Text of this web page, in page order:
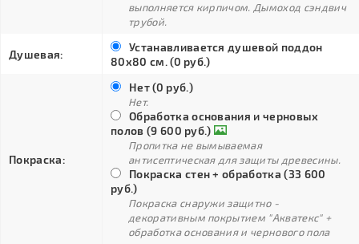
выполняется кирпичом. Дымоход сэндвич
трубой.
Душевая:
Устанавливается душевой поддон
80х80 см. (0 руб.)
Покраска:
Нет (0 руб.)
Нет.
Обработка основания и черновых
полов (9 600 руб.)
Пропитка не вымываемая
антисептическая для защиты древесины.
Покраска стен + обработка (33 600
руб.)
Покраска снаружи защитно -
декоративным покрытием "Акватекс" +
обработка основания и чернового пола